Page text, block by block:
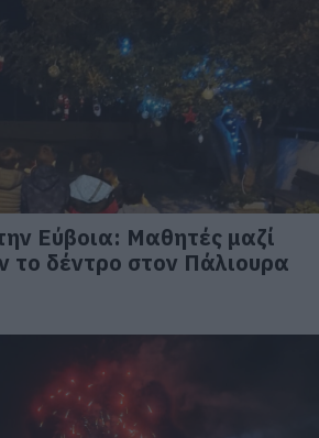
Εύβοια: Μαθητές μαζί
το δέντρο στον Πάλιουρα